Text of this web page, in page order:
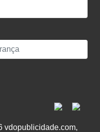
vdopublicidade.com,